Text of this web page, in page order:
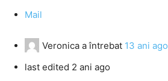
Mail
Veronica a întrebat 13 ani ago
last edited 2 ani ago